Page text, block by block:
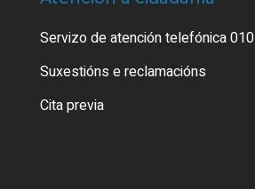
Servizo de atención telefónica 010
Suxestións e reclamacións
Cita previa